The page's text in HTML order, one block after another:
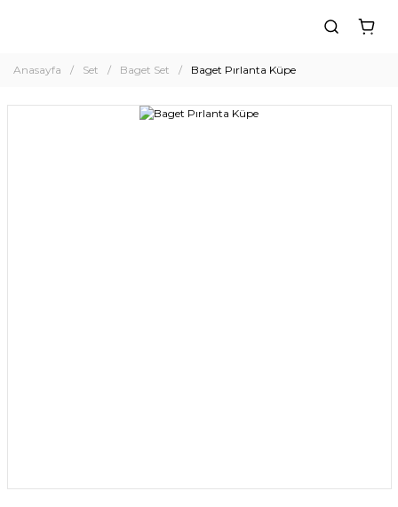
Anasayfa Set Baget Set Baget Pırlanta Küpe